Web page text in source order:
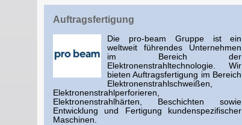
Auftragsfertigung
Die pro-beam Gruppe ist ein
weltweit führendes Unternehmen
im Bereich der
Elektronenstrahltechnologie. Wir
bieten Auftragsfertigung im Bereich
Elektronenstrahlschweißen,
Elektronenstrahlperforieren,
Elektronenstrahlhärten, Beschichten sowie
Entwicklung und Fertigung kundenspezifischer
Maschinen.